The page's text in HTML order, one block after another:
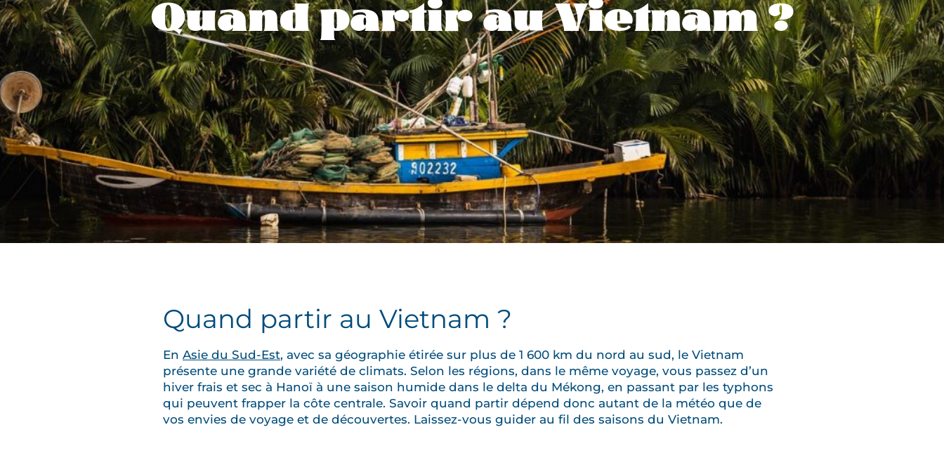
Quand partir au Vietnam ?
Quand partir au Vietnam ?
En Asie du Sud-Est, avec sa géographie étirée sur plus de 1 600 km du nord au sud, le Vietnam
présente une grande variété de climats. Selon les régions, dans le même voyage, vous passez d’un
hiver frais et sec à Hanoï à une saison humide dans le delta du Mékong, en passant par les typhons
qui peuvent frapper la côte centrale. Savoir quand partir dépend donc autant de la météo que de
vos envies de voyage et de découvertes. Laissez-vous guider au fil des saisons du Vietnam.